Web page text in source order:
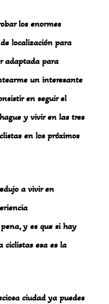
los enormes
localización para
adaptada para
un interesante
en seguir el
y vivir en las tres
en los próximos
a vivir en
y es que si hay
ciclistas esa es la
ciudad ya puedes